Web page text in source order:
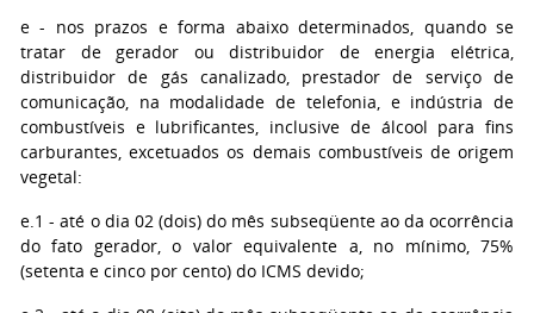
e - nos prazos e forma abaixo determinados, quando se
tratar de gerador ou distribuidor de energia elétrica,
distribuidor de gás canalizado, prestador de serviço de
comunicação, na modalidade de telefonia, e indústria de
combustíveis e lubrificantes, inclusive de álcool para fins
carburantes, excetuados os demais combustíveis de origem
vegetal:
e.1 - até o dia 02 (dois) do mês subseqüente ao da ocorrência
do fato gerador, o valor equivalente a, no mínimo, 75%
(setenta e cinco por cento) do ICMS devido;